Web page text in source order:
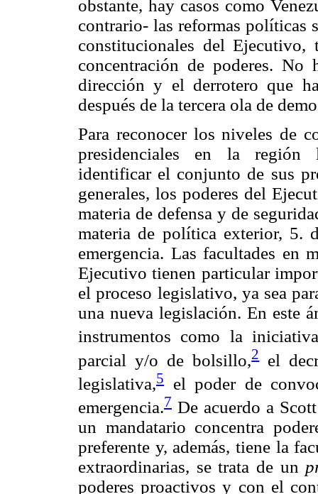
obstante, hay casos como
contrario- las reformas políticas
constitucionales del Ejecutivo,
concentración de poderes. No
dirección y el derrotero que
después de la tercera ola de
Para reconocer los niveles de
presidenciales en la región
identificar el conjunto de sus
generales, los poderes del
materia de defensa y de
materia de política exterior, 5.
emergencia. Las facultades en
Ejecutivo tienen particular
el proceso legislativo, ya sea
una nueva legislación. En este
instrumentos como la
parcial y/o de bolsillo,2el
legislativa,5
el poder de
emergencia.7 De acuerdo a
un mandatario concentra
preferente y, además, tiene la
extraordinarias, se trata de un
poderes proactivos y con el